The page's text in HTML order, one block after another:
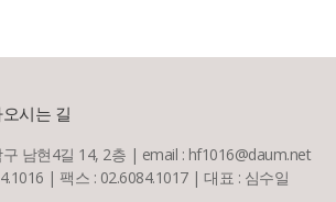
시는 길
남현4길 14, 2층 | email : hf1016@daum.net
| 팩스 : 02.6084.1017 | 대표 : 심수일